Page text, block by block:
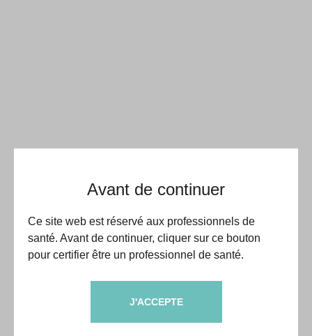
Avant de continuer
Ce site web est réservé aux professionnels de
santé. Avant de continuer, cliquer sur ce bouton
pour certifier être un professionnel de santé.
J'ACCEPTE